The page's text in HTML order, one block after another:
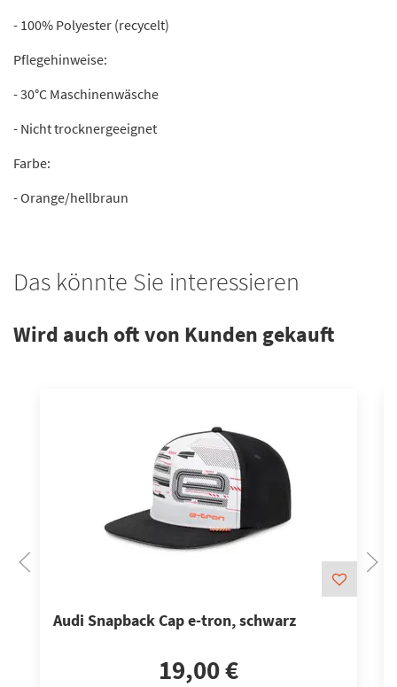
- 100% Polyester (recycelt)
Pflegehinweise:
- 30°C Maschinenwäsche
- Nicht trocknergeeignet
Farbe:
- Orange/hellbraun
Das könnte Sie interessieren
Wird auch oft von Kunden gekauft
Audi Snapback Cap e-tron, schwarz
19,00 €